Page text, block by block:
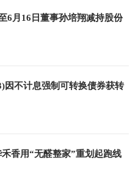
6月16日董事孙培翔减持股份
因不计息强制可转换债券获转
香用“无醛整家”重划起跑线